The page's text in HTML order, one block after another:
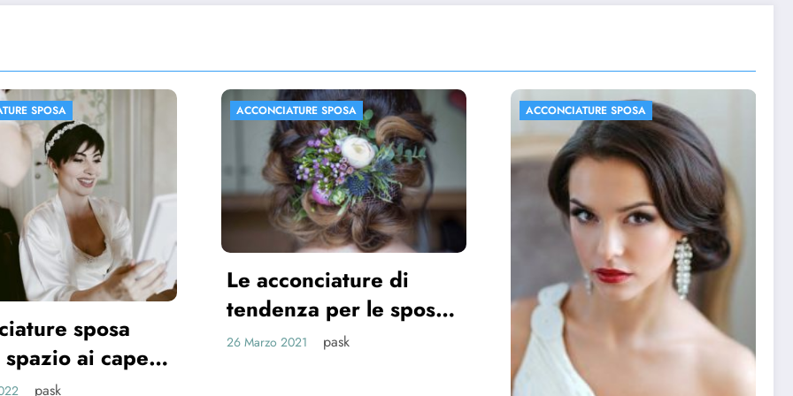
SPOSA
di
per le spose
pask
ACCONCIATURE SPOSA
ACCONCIATURE SPOSA
FOTO MATRIMONIO